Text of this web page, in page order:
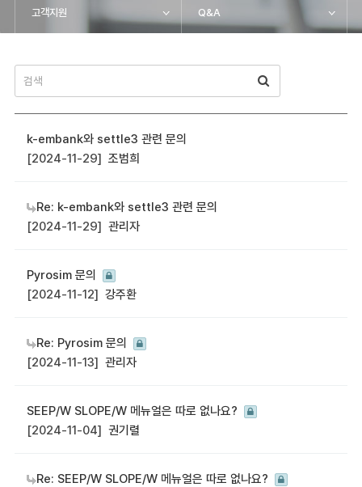
고객지원 Q&A
k-embank와 settle3 관련 문의
[2024-11-29] 조범희
Re: k-embank와 settle3 관련 문의
[2024-11-29] 관리자
Pyrosim 문의
[2024-11-12] 강주환
Re: Pyrosim 문의
[2024-11-13] 관리자
SEEP/W SLOPE/W 메뉴얼은 따로 없나요?
[2024-11-04] 권기렬
Re: SEEP/W SLOPE/W 메뉴얼은 따로 없나요?